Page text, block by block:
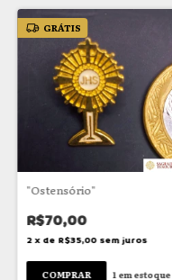
GRÁTIS
"Ostensório"
R$70,00
2 x de R$35,00 sem juros
1 em estoque